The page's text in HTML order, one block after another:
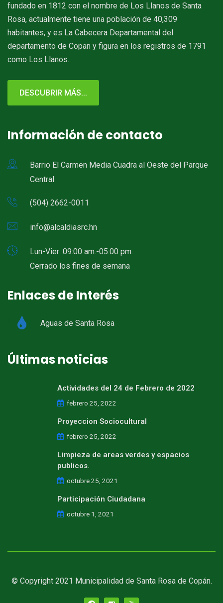
fundado en 1812 con el nombre de Los Llanos de Santa
Rosa, actualmente tiene una población de 40,309
habitantes, y es La Cabecera Departamental del
departamento de Copan y figura en los registros de 1791
como Los Llanos.
DESCUBRIR MÁS...
Información de contacto
Barrio El Carmen Media Cuadra al Oeste del Parque
Central
(504) 2662-0011
info@alcaldiasrc.hn
Lun-Vier: 09:00 am.-05:00 pm.
Cerrado los fines de semana
Enlaces de Interés
Aguas de Santa Rosa
Últimas noticias
Actividades del 24 de Febrero de 2022
febrero 25, 2022
Proyeccion Sociocultural
febrero 25, 2022
Limpieza de areas verdes y espacios
publicos.
octubre 25, 2021
Participación Ciudadana
octubre 1, 2021
© Copyright 2021 Municipalidad de Santa Rosa de Copán.